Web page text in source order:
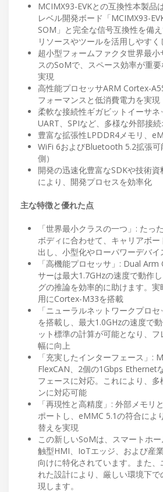
MCIMX93-EVKとの互換性本製品
レベル開発ボード「MCIMX93-
SOM」と完全な信号互換性を備
リソースやツールを活用しやすく
超小型フォームファクタ世界最
スのSoMで、スペース効率が重
実現
高性能プロセッサARM Cortex-
フォーマンスと低消費電力を実現
柔軟な接続性ギガビットイーサネ
UART、SPIなど、多様な外部接
豊富な拡張性LPDDR4メモリ、
WiFi 6およびBluetooth 5.2拡張可
側）
開発の迅速化豊富なSDKや技術
により、開発プロセスを効率化
主な特徴と優れた点
「世界最小クラスの一つ」: た
ボディに合わせて、キャリアボ
出し、小型化やローパワーデバイ
「高機能プロセッサ」: Dual
サーは最大1.7GHzの速度で動作
グの推論を効率的に助けます。
用にCortex-M33を搭載
「ニューラルネットワークプロ
を搭載し、最大1.0GHzの速度で
ット標準の計算が可能となり、
幅に向上
「充実したインターフェース」:
FlexCAN、2個の1Gbps Ethernet
フェースに対応。これにより、多
ンに対応可能
「再現性と高精度」: 外部メモリ
ポートし、eMMC 5.1の符合によ
替えを実現
この新しいSoMは、スマートホ
触型HMI、IoTエッジ、および産
向けに特化されています。また
れた設計により、厳しい環境下
現します。